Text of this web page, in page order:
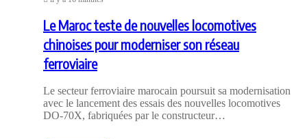
Le Maroc teste de nouvelles locomotives
chinoises pour moderniser son réseau
ferroviaire
Le secteur ferroviaire marocain poursuit sa modernisation
avec le lancement des essais des nouvelles locomotives
DO-70X, fabriquées par le constructeur…